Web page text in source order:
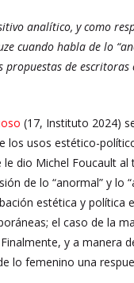
analítico, y como
cuando habla de lo
propuestas de
(17, Instituto 2024)
usos estético-
dio Michel Foucault al
de lo “anormal” y lo
estética y
el caso de la
y a manera
lo femenino una